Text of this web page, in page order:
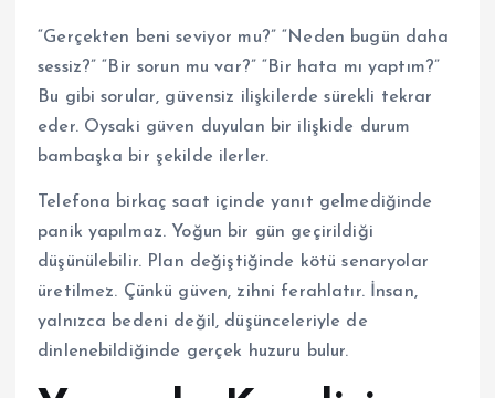
“Gerçekten beni seviyor mu?” “Neden bugün daha
sessiz?” “Bir sorun mu var?” “Bir hata mı yaptım?”
Bu gibi sorular, güvensiz ilişkilerde sürekli tekrar
eder. Oysaki güven duyulan bir ilişkide durum
bambaşka bir şekilde ilerler.
Telefona birkaç saat içinde yanıt gelmediğinde
panik yapılmaz. Yoğun bir gün geçirildiği
düşünülebilir. Plan değiştiğinde kötü senaryolar
üretilmez. Çünkü güven, zihni ferahlatır. İnsan,
yalnızca bedeni değil, düşünceleriyle de
dinlenebildiğinde gerçek huzuru bulur.